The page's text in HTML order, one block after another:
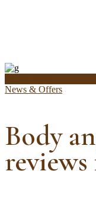
News & Offers
Body